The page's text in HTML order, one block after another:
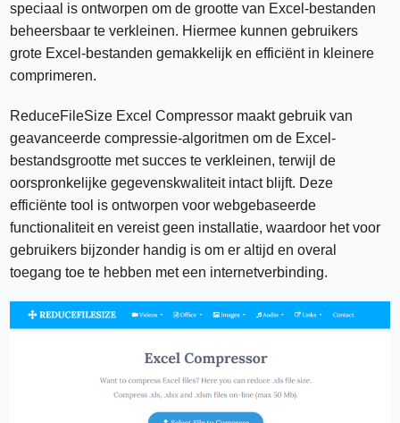
speciaal is ontworpen om de grootte van Excel-bestanden
beheersbaar te verkleinen. Hiermee kunnen gebruikers
grote Excel-bestanden gemakkelijk en efficiënt in kleinere
comprimeren.
ReduceFileSize Excel Compressor maakt gebruik van
geavanceerde compressie-algoritmen om de Excel-
bestandsgrootte met succes te verkleinen, terwijl de
oorspronkelijke gegevenskwaliteit intact blijft. Deze
efficiënte tool is ontworpen voor webgebaseerde
functionaliteit en vereist geen installatie, waardoor het voor
gebruikers bijzonder handig is om er altijd en overal
toegang toe te hebben met een internetverbinding.